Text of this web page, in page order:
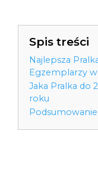
Spis treści
Najlepsza
Egzemplarzy
Jaka Pralka do
roku
Podsumowanie